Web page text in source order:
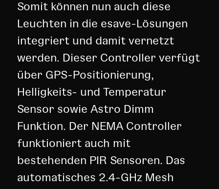
Somit können nun auch diese
Leuchten in die esave-Lösungen
integriert und damit vernetzt
werden. Dieser Controller verfügt
über GPS-Positionierung,
Helligkeits- und Temperatur
Sensor sowie Astro Dimm
Funktion. Der NEMA Controller
funktioniert auch mit
bestehenden PIR Sensoren. Das
automatisches 2.4-GHz Mesh